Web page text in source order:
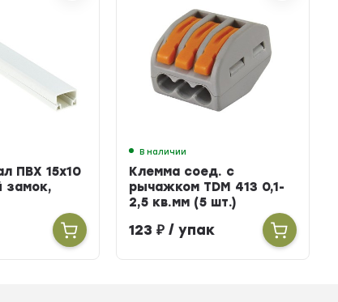
ПВХ 15х10
замок,
В наличии
Клемма соед. с
рычажком TDM 413 0,1-
2,5 кв.мм (5 шт.)
123₽ / упак